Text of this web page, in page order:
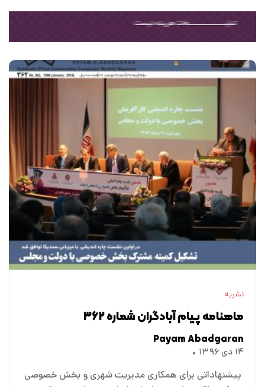
نشریه
ماهنامه پیام آبادگران شماره ۳۶۲
Payam Abadgaran
۱۴ دی ۱۳۹۶
پیشنهاداتی برای همکاری مدیریت شهری و بخش خصوصی